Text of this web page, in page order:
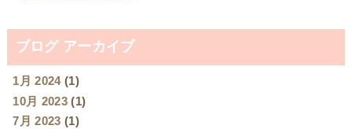
ブログ アーカイブ
1月 2024(1)
10月 2023 (1)
7月 2023 (1)